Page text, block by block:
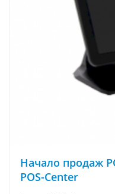
Начало продаж
POS-Center